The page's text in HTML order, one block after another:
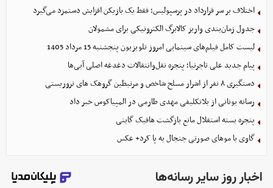
اختلاف بر سر قرارداد در پرسپولیس؛ فقط یک بازیکن افزایش دستمزد می‌گیرد
جدول زمان‌بندی واریز کالابرگ الکترونیکی برای مشمولان
لیست کامل فیلم‌های سینمایی امروز تلویزیون پنجشنبه 15 مرداد 1405
پیام جدید علی تاجرنیا؛ پنجره نقل‌وانتقالات دغدغه اصلی آبی‌ها
دستگیری ۸ نفر از اشرار مسلح شاخص و مرتبطین گروهک های تروریستی
رسانه یونانی از بلاتکلیفی مهدی طارمی در المپیاکوس خبر داد
پنجره بسته استقلال مانع بازگشت هافبک گابنی
گاوی با موهای صورتی جنجال به پا کرد+ عکس